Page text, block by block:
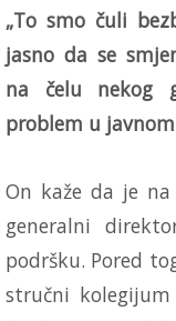
„To smo čuli
jasno da se
na čelu nekog
problem u
On kaže da je na
generalni
podršku. Pored
stručni